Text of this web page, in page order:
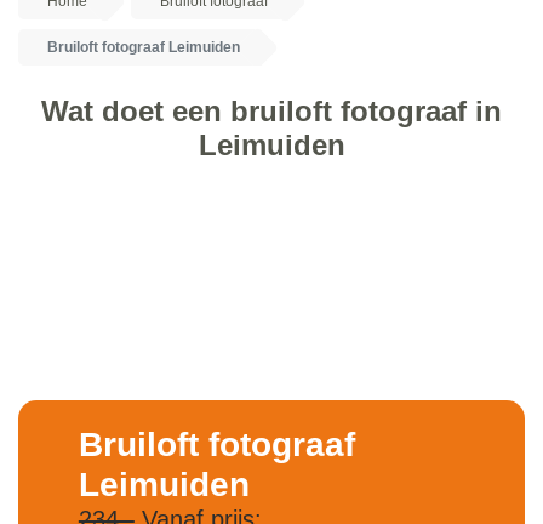
Bruiloft fotograaf Leimuiden
Wat doet een bruiloft fotograaf in
Leimuiden
Bruiloft fotograaf
Leimuiden